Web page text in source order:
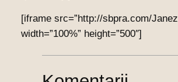
[iframe src=”http://sbpra.com/
width=”100%” height=”500″]